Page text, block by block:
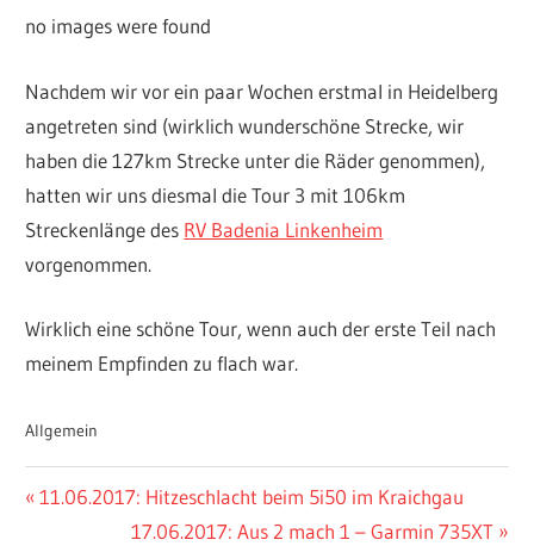
no images were found
Nachdem wir vor ein paar Wochen erstmal in Heidelberg
angetreten sind (wirklich wunderschöne Strecke, wir
haben die 127km Strecke unter die Räder genommen),
hatten wir uns diesmal die Tour 3 mit 106km
Streckenlänge des RV Badenia Linkenheim
vorgenommen.
Wirklich eine schöne Tour, wenn auch der erste Teil nach
meinem Empfinden zu flach war.
Allgemein
Beitragsnavigation
Vorheriger
11.06.2017: Hitzeschlacht beim 5i50 im Kraichgau
Nächster
17.06.2017: Aus 2 mach 1 – Garmin 735XT